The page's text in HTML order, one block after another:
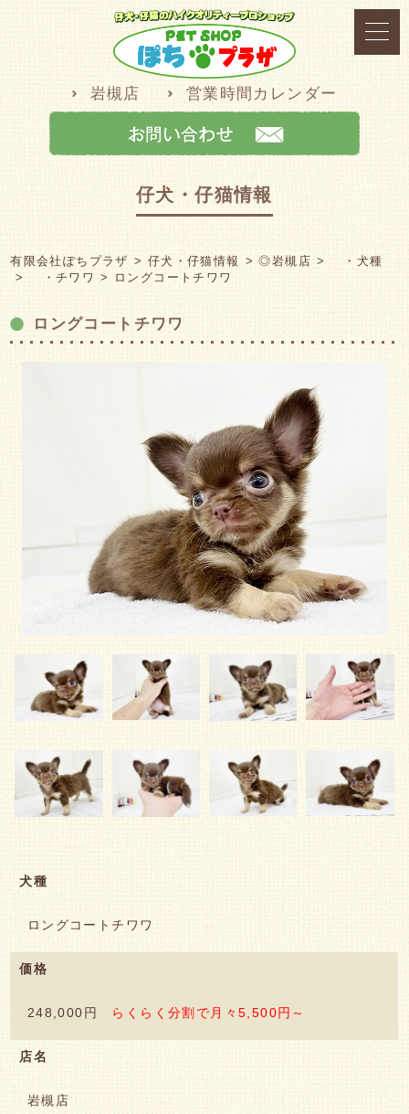
岩槻店 営業時間カレンダー
仔犬・仔猫情報
有限会社ぽちプラザ 仔犬・仔猫情報 ◎岩槻店
・犬種
・チワワ
ロングコートチワワ
ロングコートチワワ
犬種
ロングコートチワワ
価格
248,000円 らくらく分割で月々5,500円～
店名
岩槻店